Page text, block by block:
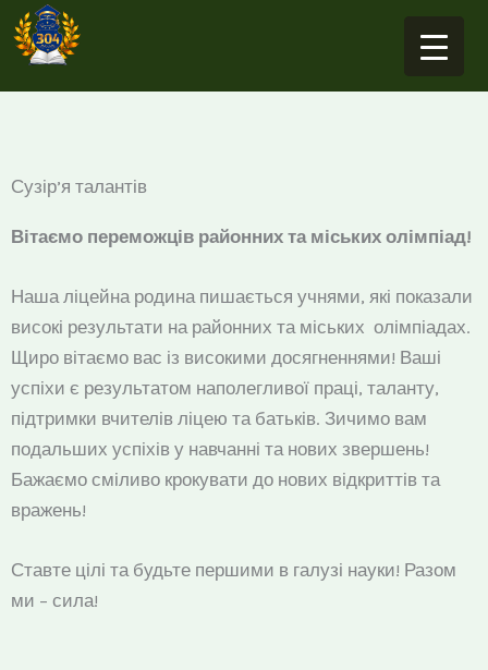
Перейти
до
Сузір’я талантів
Вітаємо переможців районних та міських олімпіад!
Наша ліцейна родина пишається учнями, які показали
високі результати на районних та міських олімпіадах.
Щиро вітаємо вас із високими досягненнями! Ваші
успіхи є результатом наполегливої праці, таланту,
підтримки вчителів ліцею та батьків. Зичимо вам
подальших успіхів у навчанні та нових звершень!
Бажаємо сміливо крокувати до нових відкриттів та
вражень!
Ставте цілі та будьте першими в галузі науки! Разом
ми – сила!